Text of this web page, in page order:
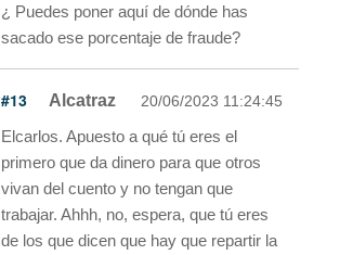
¿ Puedes poner aquí de dónde has
sacado ese porcentaje de fraude?
#13 Alcatraz 20/06/2023 11:24:45
Elcarlos. Apuesto a qué tú eres el
primero que da dinero para que otros
vivan del cuento y no tengan que
trabajar. Ahhh, no, espera, que tú eres
de los que dicen que hay que repartir la